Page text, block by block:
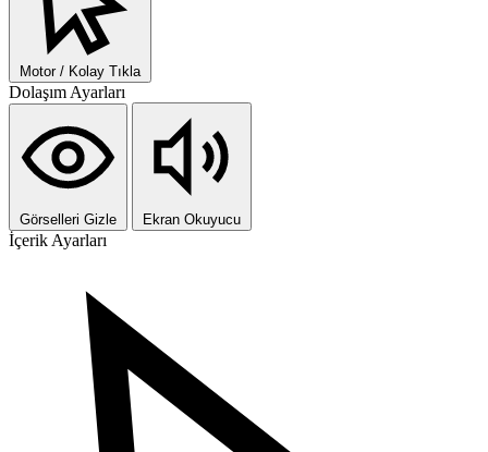
Motor / Kolay Tıkla
Dolaşım Ayarları
Görselleri Gizle Ekran Okuyucu
İçerik Ayarları